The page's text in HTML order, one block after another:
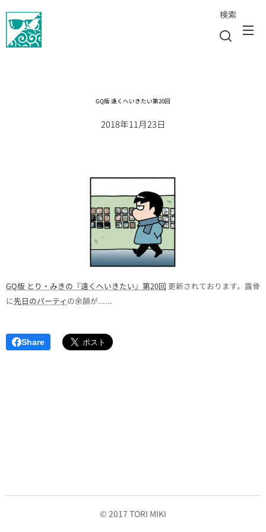
検索
GQ版 遠くへいきたい第20回
2018年11月23日
GQ版 とり・みきの『遠くへいきたい』第20回 更新されております。露骨
に先日のパーティ の余韻が......
Share
© 2017 TORI MIKI